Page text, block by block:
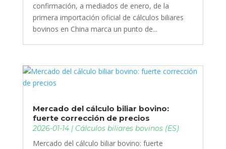
confirmación, a mediados de enero, de la
primera importación oficial de cálculos biliares
bovinos en China marca un punto de...
Mercado del cálculo biliar bovino:
fuerte corrección de precios
2026-01-14| Cálculos biliares bovinos (ES)
Mercado del cálculo biliar bovino: fuerte